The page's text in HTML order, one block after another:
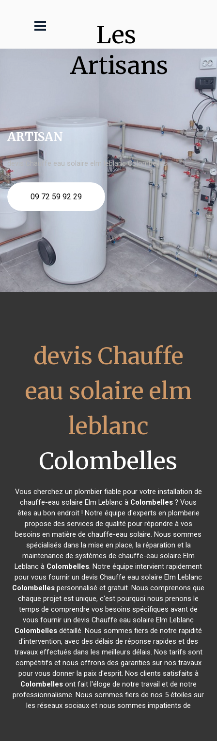
Les
Artisans
ARTISAN
devis Chauffe eau solaire elm leblanc Colombelles
09 72 59 92 29
devis Chauffe
eau solaire elm
leblanc
Colombelles
Vous cherchez un plombier fiable pour votre installation de
chauffe-eau solaire Elm Leblanc à Colombelles ? Vous
êtes au bon endroit ! Notre équipe d'experts en plomberie
propose des services de qualité pour répondre à vos
besoins en matière de chauffe-eau solaire. Nous sommes
spécialisés dans la mise en place, la réparation et la
maintenance de systèmes de chauffe-eau solaire Elm
Leblanc à Colombelles. Notre équipe intervient rapidement
pour vous fournir un devis Chauffe eau solaire Elm Leblanc
Colombelles personnalisé et gratuit. Nous comprenons que
chaque projet est unique, c'est pourquoi nous prenons le
temps de comprendre vos besoins spécifiques avant de
vous fournir un devis Chauffe eau solaire Elm Leblanc
Colombelles détaillé. Nous sommes fiers de notre rapidité
d'intervention, avec des délais de réponse rapides et des
travaux effectués dans les meilleurs délais. Nos tarifs sont
compétitifs et nous offrons des garanties sur nos travaux
pour vous donner la paix d'esprit. Nos clients satisfaits à
Colombellesont fait l'éloge de notre travail et de notre
professionnalisme. Nous sommes fiers de nos 5 étoiles sur
les réseaux sociaux et nous sommes impatients de